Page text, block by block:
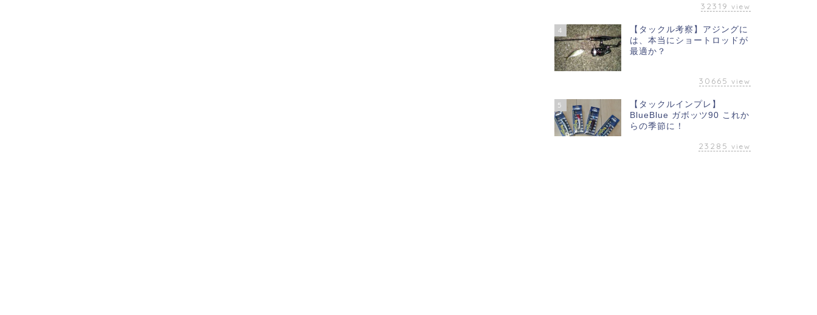
32319 view
4
【タックル考察】アジングに
は、本当にショートロッドが
最適か？
30665 view
5
【タックルインプレ】
BlueBlue ガボッツ90 これか
らの季節に！
23285 view